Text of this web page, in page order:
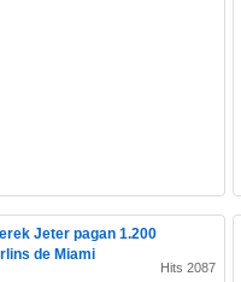
Jeter pagan 1.200
de Miami
Hits 2087